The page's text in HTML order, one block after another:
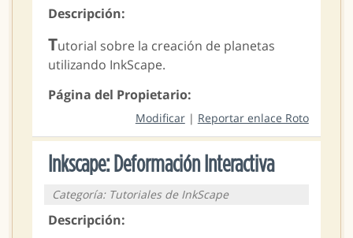
Descripción:
Tutorial sobre la creación de planetas
utilizando InkScape.
Página del Propietario:
Modificar| Reportar enlace Roto
Inkscape: Deformación Interactiva
Categoría: Tutoriales de InkScape
Descripción: